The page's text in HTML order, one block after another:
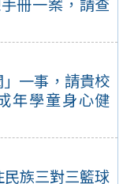
一事，請貴校
年學童身心健
族三對三籃球